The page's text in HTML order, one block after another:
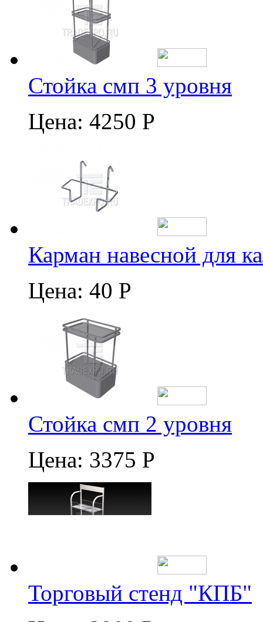
Стойка смп 3 уровня
Цена: 4250 Р
Карман навесной для
Цена: 40 Р
Стойка смп 2 уровня
Цена: 3375 Р
Торговый стенд "КПБ"